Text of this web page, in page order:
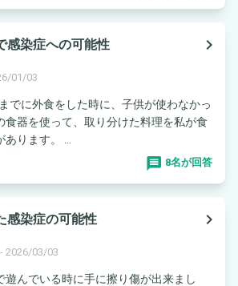
感染症への可能性
navigate_next
01/03
食器を使って、取り分けた料理を私が食
ります。 ...
8名が回答
感染症の可能性
navigate_next
- 2026/03/03
遊んでいる時に手に擦り傷が出来まし